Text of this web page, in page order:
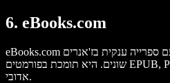
6. eBooks.com
eBooks.com היא חנות דיגיטלית עצמאית עם ספרייה ענקית בז'אנרים
שונים. היא תומכת בפורמטים EPUB, PDF ובטכנולוגיית ה-DRM של
אדובי.